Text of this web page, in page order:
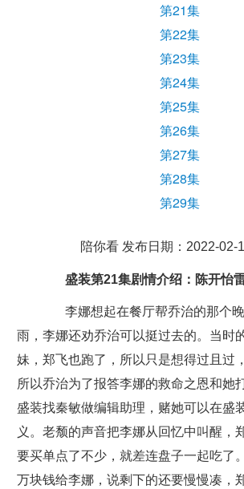
第21集
第22集
第23集
第24集
第25集
第26集
第27集
第28集
第29集
陪你看 发布日期：2022-02-
盛装第21集剧情介绍：陈开怡
李娜想起在餐厅帮乔治的那个晚
雨，李娜还劝乔治可以挺过去的。当时
妹，郑飞也跑了，所以只是想得过且过
所以乔治为了报答李娜的救命之恩和她
盛装找秦敏做编辑助理，赌她可以在盛
义。老颓的声音把李娜从回忆中叫醒，
要买单点了不少，就差连盘子一起吃了
万块钱给李娜，说剩下的还要慢慢凑，